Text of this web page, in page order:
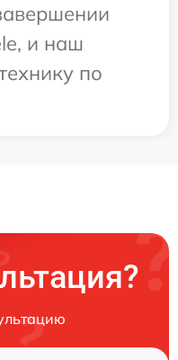
и наш
по